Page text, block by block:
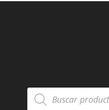
Búsqueda